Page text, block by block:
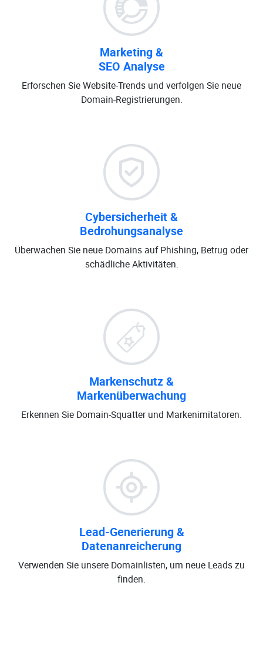
Marketing &
SEO Analyse
Erforschen Sie Website-Trends und verfolgen Sie neue
Domain-Registrierungen.
Cybersicherheit &
Bedrohungsanalyse
Überwachen Sie neue Domains auf Phishing, Betrug oder
schädliche Aktivitäten.
Markenschutz &
Markenüberwachung
Erkennen Sie Domain-Squatter und Markenimitatoren.
Lead-Generierung &
Datenanreicherung
Verwenden Sie unsere Domainlisten, um neue Leads zu
finden.